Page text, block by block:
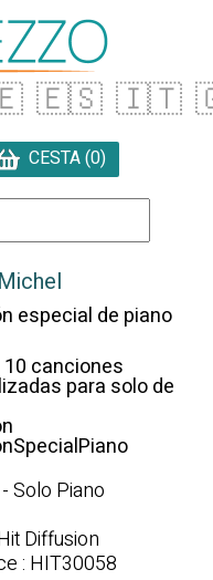
🇪🇸 🇮🇹
CESTA (0)
especial de piano
10 canciones
para solo de
Solo Piano
Diffusion
: HIT30058